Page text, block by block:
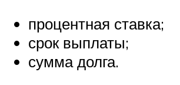
процентная ставка;
срок выплаты;
сумма долга.